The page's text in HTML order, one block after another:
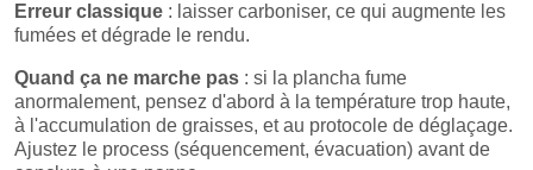
Erreur classique : laisser carboniser, ce qui augmente les
fumées et dégrade le rendu.
Quand ça ne marche pas : si la plancha fume
anormalement, pensez d'abord à la température trop haute,
à l'accumulation de graisses, et au protocole de déglaçage.
Ajustez le process (séquencement, évacuation) avant de